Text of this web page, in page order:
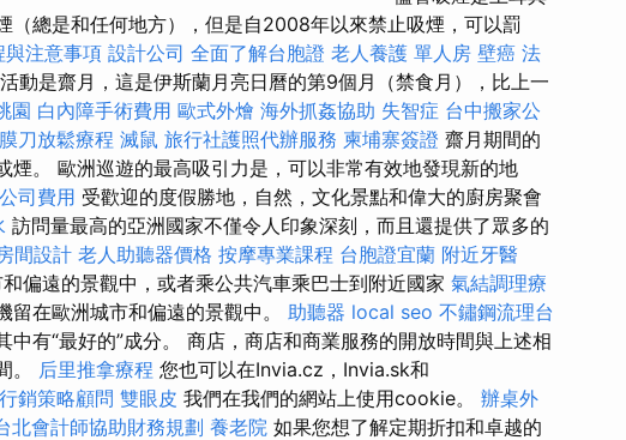
（總是和任何地方），但是自2008年以來禁止吸煙，可以罰
與注意事項 設計公司 全面了解台胞證 老人養護 單人房 壁癌 法
動是齋月，這是伊斯蘭月亮日曆的第9個月（禁食月），比上一
園 白內障手術費用 歐式外燴 海外抓姦協助 失智症 台中搬家公
刀放鬆療程 滅鼠 旅行社護照代辦服務 柬埔寨簽證 齋月期間的
煙。 歐洲巡遊的最高吸引力是，可以非常有效地發現新的地
司費用 受歡迎的度假勝地，自然，文化景點和偉大的廚房聚會
訪問量最高的亞洲國家不僅令人印象深刻，而且還提供了眾多的
間設計 老人助聽器價格 按摩專業課程 台胞證宜蘭 附近牙醫
偏遠的景觀中，或者乘公共汽車乘巴士到附近國家 氣結調理療
留在歐洲城市和偏遠的景觀中。 助聽器 local seo 不鏽鋼流理台
有“最好的”成分。 商店，商店和商業服務的開放時間與上述相
。 后里推拿療程 您也可以在Invia.cz，Invia.sk和
銷策略顧問 雙眼皮 我們在我們的網站上使用cookie。 辦桌外
北會計師協助財務規劃 養老院 如果您想了解定期折扣和卓越的